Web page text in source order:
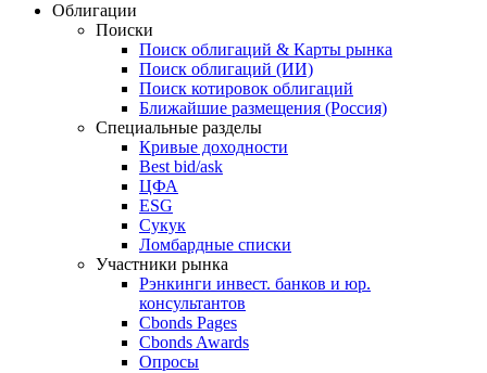
Облигации
Поиски
Поиск облигаций & Карты рынка
Поиск облигаций (ИИ)
Поиск котировок облигаций
Ближайшие размещения (Россия)
Специальные разделы
Кривые доходности
Best bid/ask
ЦФА
ESG
Сукук
Ломбардные списки
Участники рынка
Рэнкинги инвест. банков и юр.
консультантов
Cbonds Pages
Cbonds Awards
Опросы